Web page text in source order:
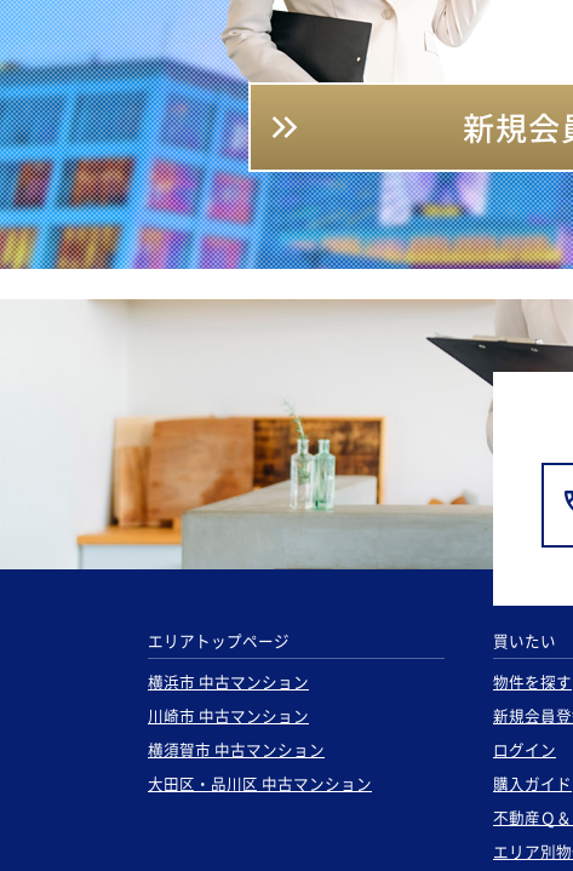
新規会
エリアトップページ
横浜市 中古マンション
川崎市 中古マンション
横須賀市 中古マンション
大田区・品川区 中古マンション
買いたい
物件を探す
新規会員
ログイン
購入ガイド
不動産Ｑ＆
エリア別